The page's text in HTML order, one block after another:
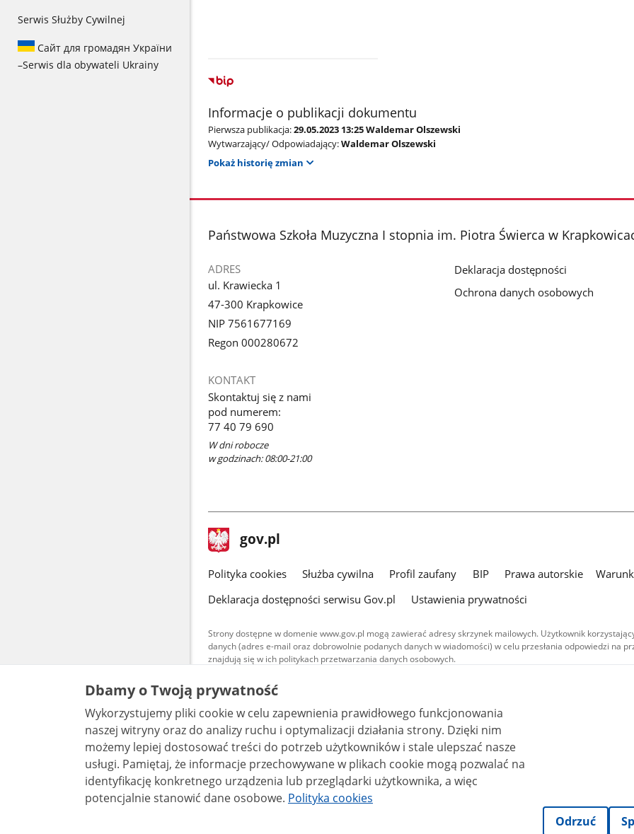
Serwis Służby Cywilnej
Сайт для громадян України
–Serwis dla obywateli Ukrainy
Informacje o publikacji dokumentu
Pierwsza publikacja:29.05.2023 13:25 Waldemar Olszewski
Wytwarzający/ Odpowiadający:Waldemar Olszewski
Pokaż historię zmian
stopka
Państwowa Szkoła Muzyczna I stopnia im. Piotra Świerca w
ADRES
ul. Krawiecka 1
47-300 Krapkowice
NIP 7561677169
Regon 000280672
KONTAKT
Skontaktuj się z nami
pod numerem:
77 40 79 690
W dni robocze
w godzinach: 08:00-21:00
Deklaracja dostępności
Ochrona danych osobowych
stopka
gov.pl Strona
gov.pl
gov.pl
Polityka cookies Służba cywilna Profil zaufany BIP Prawa autorskie
Deklaracja dostępności serwisu Gov.pl
Ustawienia prywatności
Strony dostępne w domenie www.gov.pl mogą zawierać adresy skrzynek mailowych. Użytkownik
danych (adres e-mail oraz dobrowolnie podanych danych w wiadomości) w celu przesłania odpowiedzi na
znajdują się w ich politykach przetwarzania danych osobowych.
Treści tekstowe publikowane w serwisie (z wyłączeniem treści audiowizualnych), są
udostępniane na licencji typu Creative Commons: uznanie autorstwa - na tych samych
warunkach 4.0 (CC BY-SA 4.0). Materiały audiowizualne, w tym zdjęcia, materiały audio i
są udostępniane na licencji typu Creative Commons: uznanie autorstwa użycie niekomercyjne
bez utworów zależnych 4.0 (CC BY-NC-ND 4.0), o ile nie jest to stwierdzone inaczej.
Dbamy o Twoją prywatność
Wykorzystujemy pliki cookie w celu zapewnienia prawidłowego funkcjonowania
naszej witryny oraz do analizy ruchu i optymalizacji działania strony. Dzięki nim
możemy lepiej dostosować treści do potrzeb użytkowników i stale ulepszać nasze
usługi. Pamiętaj, że informacje przechowywane w plikach cookie mogą pozwalać na
identyfikację konkretnego urządzenia lub przeglądarki użytkownika, a więc
potencjalnie stanowić dane osobowe. Polityka cookies
Odrzuć